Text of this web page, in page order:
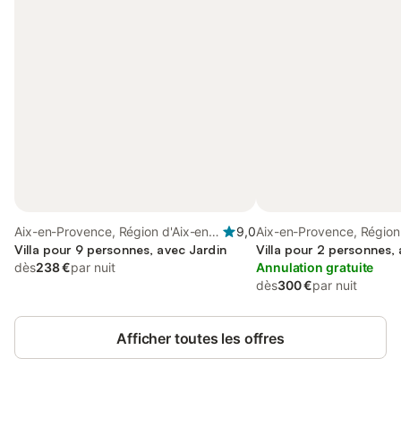
Aix-en-Provence, Région d'Aix-en-
Provence
9,0
Villa pour 9 personnes, avec Jardin
dès238 €par nuit
Aix-en-Provence,
Provence
Villa pour 2 personnes,
Annulation gratuite
dès300 €par nuit
Afficher toutes les offres